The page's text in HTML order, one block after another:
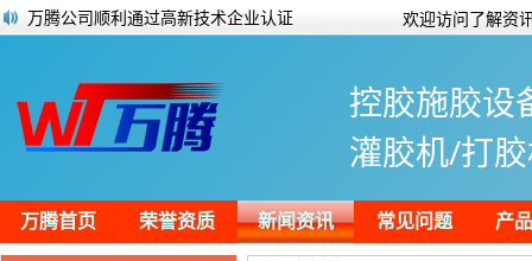
万腾公司顺利通过高新技术企业认证
点胶工艺常见的问题以及对应的解决方案
微型电机对于点胶工艺的要求
全自动点胶机机器人都有哪些特别之处呢
半灌胶电源有什么优势？
安定器生产线半自动灌胶视频
欢迎访问了解资
控胶施胶设
灌胶机/打
万腾首页 荣誉资质 新闻资讯 常见问题 产